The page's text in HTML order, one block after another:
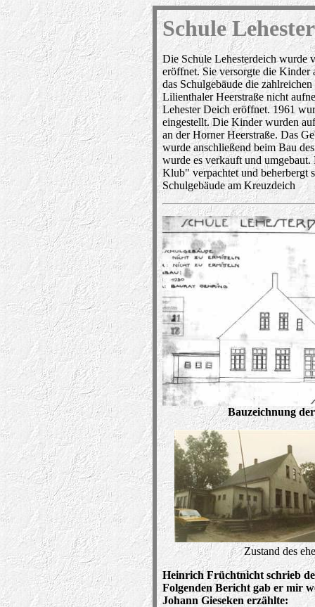
Schule
Die Schule Lehesterdeich wurde
eröffnet. Sie versorgte die Kinder
das Schulgebäude die
Lilienthaler Heerstraße nicht
Lehester Deich eröffnet. 1961
eingestellt. Die Kinder wurden
an der Horner Heerstraße. Das
wurde anschließend beim Bau
wurde es verkauft und
Klub" verpachtet und beherbergt
Schulgebäude am Kreuzdeich
Bauzeichnung
Zustand des
Heinrich Früchtnicht schrieb
Folgenden Bericht gab er mir
Johann Gieseken erzählte: